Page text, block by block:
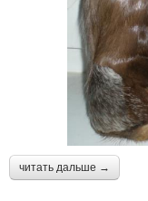
читать дальше →